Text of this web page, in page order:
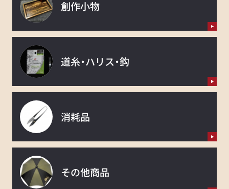
創作小物
道糸・ハリス・鈎
消耗品
その他商品